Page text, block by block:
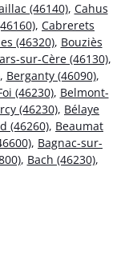
(46140), Cahus
, Cabrerets
(46320), Bouziès
sur-Cère (46130),
, Berganty (46090),
(46230), Belmont-
(46230), Bélaye
(46260), Beaumat
, Bagnac-sur-
, Bach (46230),